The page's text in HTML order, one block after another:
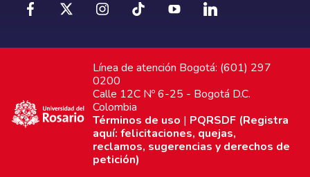
Línea de atención Bogotá: (601) 297
0200
Calle 12C Nº 6-25 - Bogotá D.C.
Colombia
Términos de uso | PQRSDF (Registra
aquí: felicitaciones, quejas,
reclamos, sugerencias y derechos de
petición)